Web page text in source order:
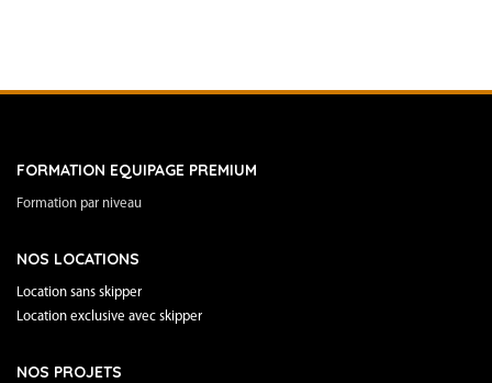
FORMATION EQUIPAGE PREMIUM
Formation par niveau
NOS LOCATIONS
Location sans skipper
Location exclusive avec skipper
NOS PROJETS